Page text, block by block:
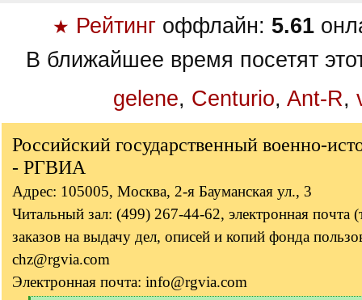
★ Рейтинг оффлайн: 5.61
В ближайшее время посетят
gelene, Centurio, Ant-R,
Российский государственный военно-
- РГВИА
Адрес: 105005, Москва, 2-я Бауманская ул., 3
Читальный зал: (499) 267-44-62, электронная почта
заказов на выдачу дел, описей и копий фонда
chz@rgvia.com
Электронная почта: info@rgvia.com